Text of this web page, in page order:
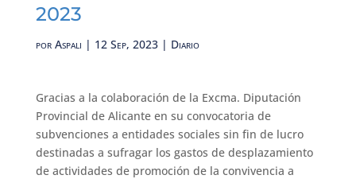
2023
por Aspali | 12 Sep, 2023| Diario
Gracias a la colaboración de la Excma. Diputación
Provincial de Alicante en su convocatoria de
subvenciones a entidades sociales sin fin de lucro
destinadas a sufragar los gastos de desplazamiento
de actividades de promoción de la convivencia a